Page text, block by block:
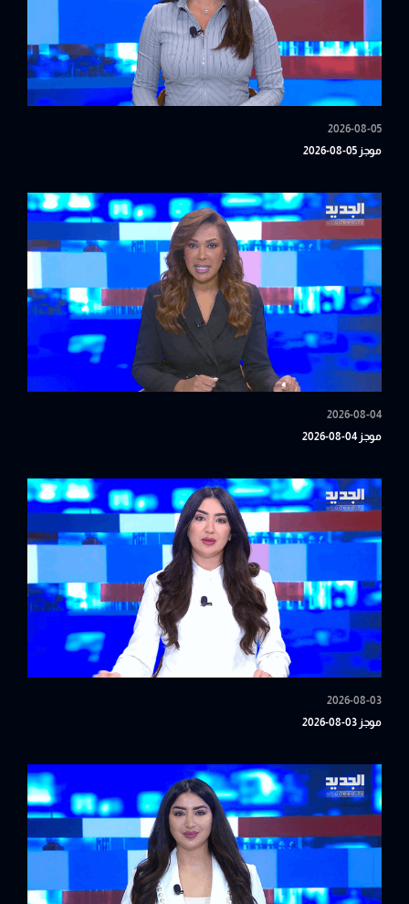
2026-08-05
موجز 05-08-2026
2026-08-04
موجز 04-08-2026
2026-08-03
موجز 03-08-2026